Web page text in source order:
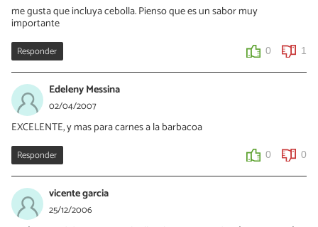
me gusta que incluya cebolla. Pienso que es un sabor muy
importante
Responder 0 1
Edeleny Messina
02/04/2007
EXCELENTE, y mas para carnes a la barbacoa
Responder 0 0
vicente garcia
25/12/2006